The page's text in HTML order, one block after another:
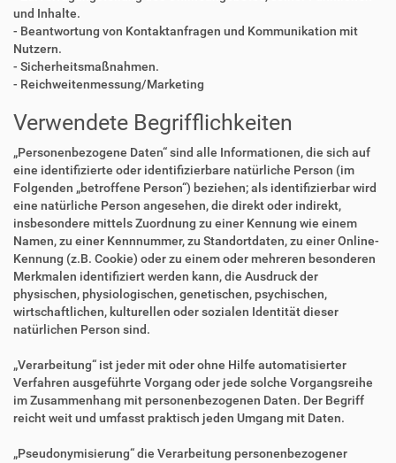
und Inhalte.
- Beantwortung von Kontaktanfragen und Kommunikation mit
Nutzern.
- Sicherheitsmaßnahmen.
- Reichweitenmessung/Marketing
Verwendete Begrifflichkeiten
„Personenbezogene Daten“ sind alle Informationen, die sich auf
eine identifizierte oder identifizierbare natürliche Person (im
Folgenden „betroffene Person“) beziehen; als identifizierbar wird
eine natürliche Person angesehen, die direkt oder indirekt,
insbesondere mittels Zuordnung zu einer Kennung wie einem
Namen, zu einer Kennnummer, zu Standortdaten, zu einer Online-
Kennung (z.B. Cookie) oder zu einem oder mehreren besonderen
Merkmalen identifiziert werden kann, die Ausdruck der
physischen, physiologischen, genetischen, psychischen,
wirtschaftlichen, kulturellen oder sozialen Identität dieser
natürlichen Person sind.
„Verarbeitung“ ist jeder mit oder ohne Hilfe automatisierter
Verfahren ausgeführte Vorgang oder jede solche Vorgangsreihe
im Zusammenhang mit personenbezogenen Daten. Der Begriff
reicht weit und umfasst praktisch jeden Umgang mit Daten.
„Pseudonymisierung“ die Verarbeitung personenbezogener